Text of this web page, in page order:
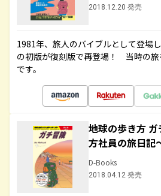
2018.12.20 発売
1981年、旅人のバイブルとして登場
の初版が復刻版で再登場！ 当時の
です。
地球の歩き方
方社員の旅日記
D-Books
2018.04.12 発売